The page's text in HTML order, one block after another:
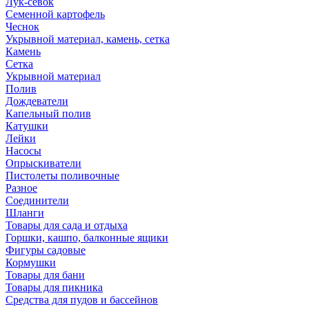
Семенной картофель
Чеснок
Укрывной материал, камень, сетка
Камень
Сетка
Укрывной материал
Полив
Дождеватели
Капельный полив
Катушки
Лейки
Насосы
Опрыскиватели
Пистолеты поливочные
Разное
Соединители
Шланги
Товары для сада и отдыха
Горшки, кашпо, балконные ящики
Фигуры садовые
Кормушки
Товары для бани
Товары для пикника
Средства для пудов и бассейнов